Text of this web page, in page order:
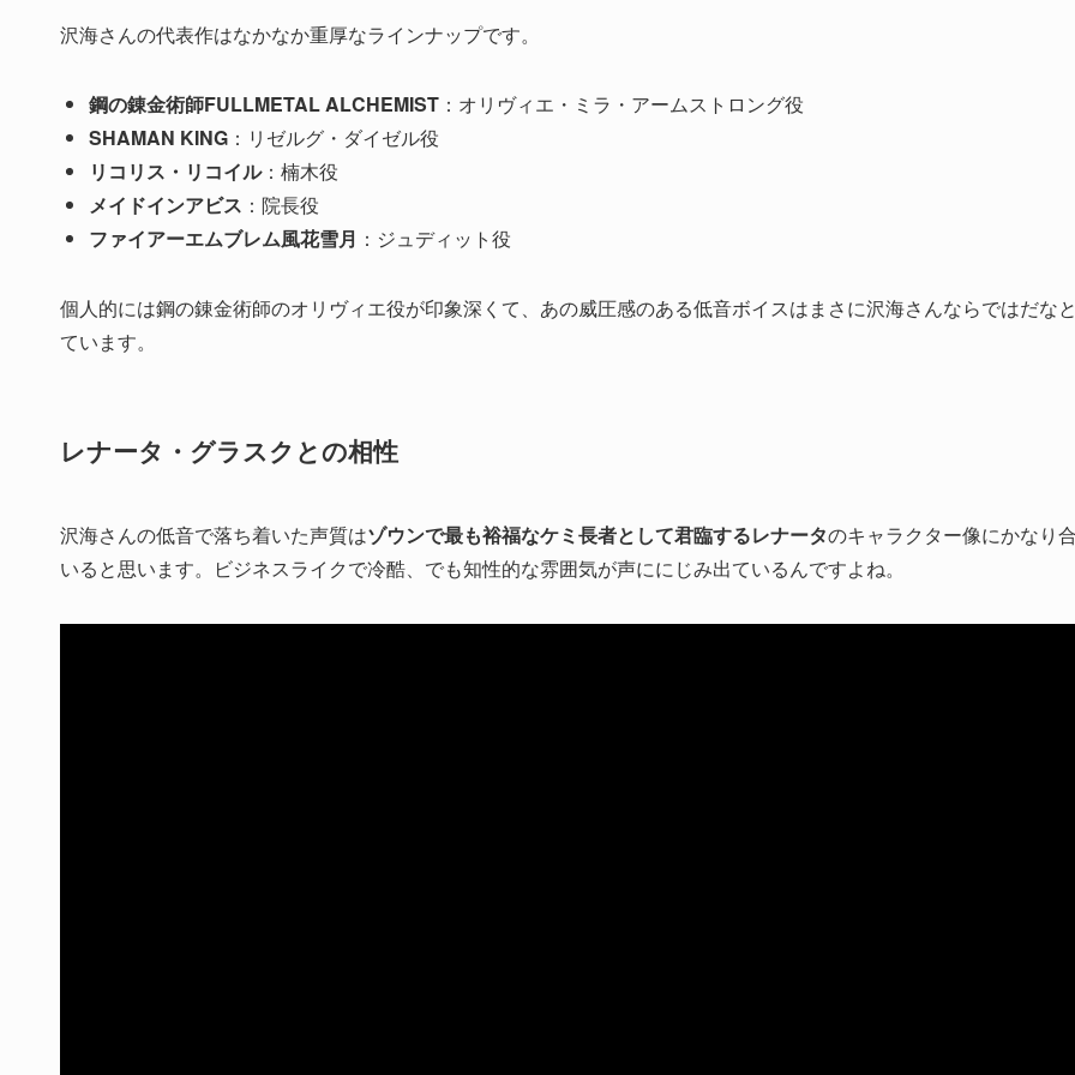
沢海さんの代表作はなかなか重厚なラインナップです。
鋼の錬金術師FULLMETAL ALCHEMIST ：オリヴィエ・ミラ・アームストロング役
SHAMAN KING ：リゼルグ・ダイゼル役
リコリス・リコイル：楠木役
メイドインアビス ：院長役
ファイアーエムブレム風花雪月 ：ジュディット役
個人的には鋼の錬金術師のオリヴィエ役が印象深くて、あの威圧感のある低音ボイスはまさに沢海さんならではだな
ています。
レナータ・グラスクとの相性
沢海さんの低音で落ち着いた声質はゾウンで最も裕福なケミ長者として君臨するレナータのキャラクター像にかなり
いると思います。ビジネスライクで冷酷、でも知性的な雰囲気が声ににじみ出ているんですよね。